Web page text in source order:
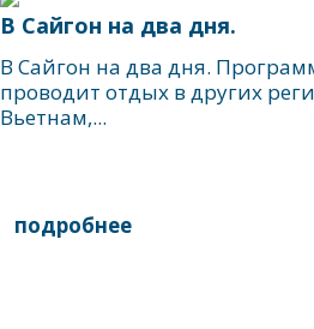
В Сайгон на два дня.
В Сайгон на два дня.
проводит отдых в других
Вьетнам,...
подробнее